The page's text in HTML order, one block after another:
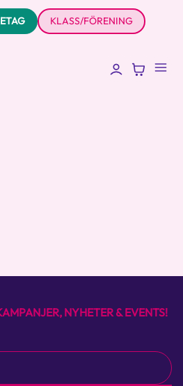
KLASS/FÖRENING
NYHETER & EVENTS!